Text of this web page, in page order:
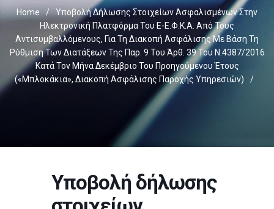
Home /
Υποβολή Δήλωσης Στοιχείων Ασφαλισμένων Στην
Ηλεκτρονική Πλατφόρμα Του E-Ε.Φ.Κ.Α. Από Τους
Αντισυμβαλλόμενους, Για Τη Διακοπή Ασφάλισης Με Βάση Τη
Ρύθμιση Των Διατάξεων Της Παρ. 9 Του Άρθ. 39 Του Ν.4387/2016
Κατά Τον Μήνα Δεκέμβριο Του Προηγούμενου Έτους
(«μπλοκάκια», Διακοπή Ασφάλισης Παροχής Υπηρεσιών)
/
Υποβολή δήλωσης